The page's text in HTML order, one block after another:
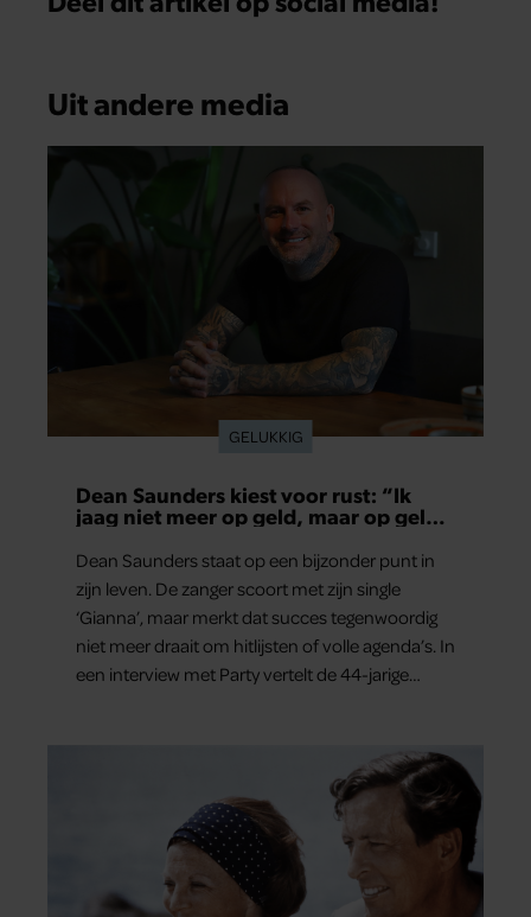
Uit andere media
GELUKKIG
Dean Saunders kiest voor rust: “Ik
jaag niet meer op geld, maar op geluk
Dean Saunders staat op een bijzonder punt in
zijn leven. De zanger scoort met zijn single
‘Gianna’, maar merkt dat succes tegenwoordig
niet meer draait om hitlijsten of volle agenda’s. In
een interview met Party vertelt de 44-jarige
oudste zoon London spreekt hij openhartig.